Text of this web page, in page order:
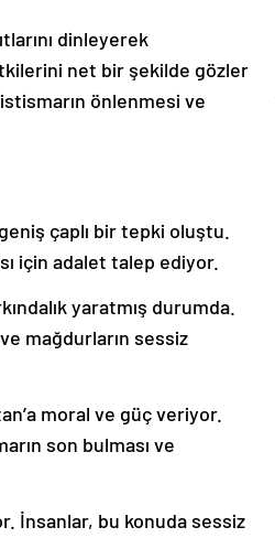
dinleyerek
net bir şekilde gözler
önlenmesi ve
çaplı bir tepki oluştu.
için adalet talep ediyor.
yaratmış durumda.
mağdurların sessiz
moral ve güç veriyor.
son bulması ve
İnsanlar, bu konuda sessiz